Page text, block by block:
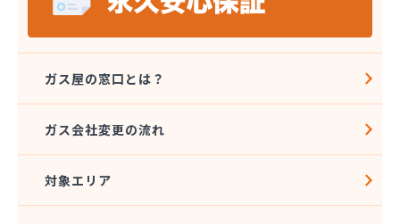
伊藤忠エネクスホームライフ中部株式会社 名古屋
稲垣商事
稲垣商店
栄燃料合資会社
奥田米穀店
加藤燃料店
加藤豊昭
ガス屋の窓口とは？
ガス会社変更の流れ
対象エリア